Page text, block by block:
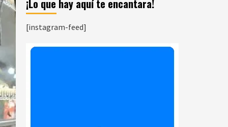
¡Lo que hay aquí te encantara!
[instagram-feed]